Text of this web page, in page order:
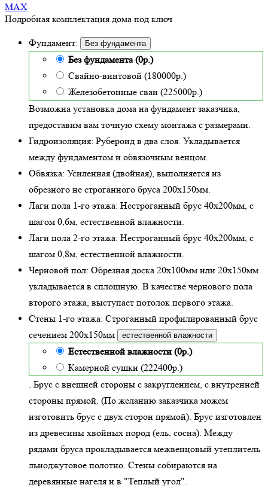
MAX
Подробная комплектация дома под ключ
Фундамент: Без фундамента
Без фундамента (0р.)
Свайно-винтовой (180000р.)
Железобетонные сваи (225000р.)
Возможна установка дома на фундамент заказчика,
предоставим вам точную схему монтажа с размерами.
Гидроизоляция: Рубероид в два слоя. Укладывается
между фундаментом и обвязочным венцом.
Обвязка: Усиленная (двойная), выполняется из
обрезного не строганного бруса 200х150мм.
Лаги пола 1-го этажа: Нестроганный брус 40х200мм, с
шагом 0,6м, естественной влажности.
Лаги пола 2-го этажа: Нестроганный брус 40х200мм, с
шагом 0,8м, естественной влажности.
Черновой пол: Обрезная доска 20х100мм или 20х150мм
укладывается в сплошную. В качестве чернового пола
второго этажа, выступает потолок первого этажа.
Стены 1-го этажа: Строганный профилированный брус
сечением 200х150мм
естественной влажности
Естественной влажности (0р.)
Камерной сушки (222400р.)
. Брус с внешней стороны с закруглением, с внутренней
стороны прямой. (По желанию заказчика можем
изготовить брус с двух сторон прямой). Брус изготовлен
из древесины хвойных пород (ель, сосна). Между
рядами бруса прокладывается межвенцовый утеплитель
льноджутовое полотно. Стены собираются на
деревянные нагеля и в "Теплый угол".